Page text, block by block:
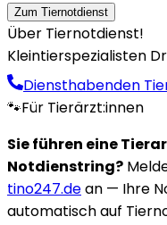
Zum Tiernotdienst
Über Tiernotdienst!
Kleintierspezialisten
Diensthabenden
🐾Für Tierärzt:innen
Sie führen eine
Notdienstring?
tino247.dean — Ihre
automatisch auf